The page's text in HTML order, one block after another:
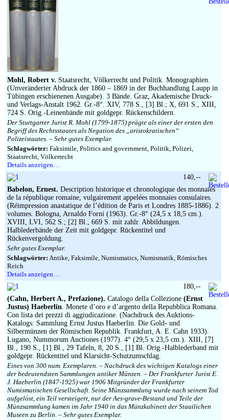
Mohl, Robert v. Staatsrecht, Völkerrecht und Politik. Monographien.
(Unveränderter Abdruck der 1860 – 1869 in der Buchhandlung Laupp in
Tübingen erschienenen Ausgabe). 3 Bände. Graz, Akademische Druck-
und Verlags-Anstalt 1962. Gr.-8°. XIV, 778 S., [3] Bl.; X, 691 S., XIII,
724 S. Orig.-Leinenbände mit goldgepr. Rückenschildern.
Der Stuttgarter Jurist R. Mohl (1799-1875) prägte als einer der ersten den
Begriff des Rechtsstaates als Negation des „aristokratischen“
Polizeistaates. – Sehr gutes Exemplar.
Schlagwörter: Faksimile, Politics and government, Politik, Polizei,
Staatsrecht, Völkerrecht
Details anzeigen…
Babelon, Ernest. Description historique et chronologique des monnaies
de la république romaine, vulgairement appelées monnaies consulaires.
(Réimpression anastatique de l’édition de Paris et Londres 1885-1886). 2
volumes. Bologna, Arnaldo Forni (1963). Gr.-8° (24,5 x 18,5 cm.).
XVIII, LVI, 562 S.; [2] Bl., 669 S. mit zahlr. Abbildungen.
Halblederbände der Zeit mit goldgepr. Rückentitel und
Rückenvergoldung.
Sehr gutes Exemplar.
Schlagwörter: Antike, Faksimile, Numismatics, Numismatik, Römisches
Reich
Details anzeigen…
140,--
(Cahn, Herbert A., Prefazione). Catalogo della Collezione (Ernst
Justus) Haeberlin. Monete d’oro e d’argento della Repubblica Romana.
Con lista dei prezzi di aggiudicazione. (Nachdruck des Auktions-
Katalogs: Sammlung Ernst Justus Haeberlin. Die Gold- und
Silbermünzen der Römischen Republik. Frankfurt, A. E. Cahn 1933).
Lugano, Nummorum Auctiones (1977). 4° (29,5 x 23,5 cm.). XIII, [7]
Bl., 190 S., [1] Bl., 29 Tafeln, 8, 20 S., [1] Bl. Orig.-Halblederband mit
goldgepr. Rückentitel und Klarsicht-Schutzumschlag.
Eines von 300 num. Exemplaren. – Nachdruck des wichtigen Katalogs einer
der bedeutendsten Sammlungen antiker Münzen. – Der Frankfurter Jurist E.
J. Haeberlin (1847-1925) war 1906 Mitgründer der Frankfurter
Numismatischen Gesellschaft. Seine Münzsammlung wurde nach seinem Tod
aufgelöst, ein Teil versteigert, nur der Aes-grave-Bestand und Teile der
Münzsammlung kamen im Jahr 1940 in das Münzkabinett der Staatlichen
Museen zu Berlin. – Sehr gutes Exemplar.
180,--